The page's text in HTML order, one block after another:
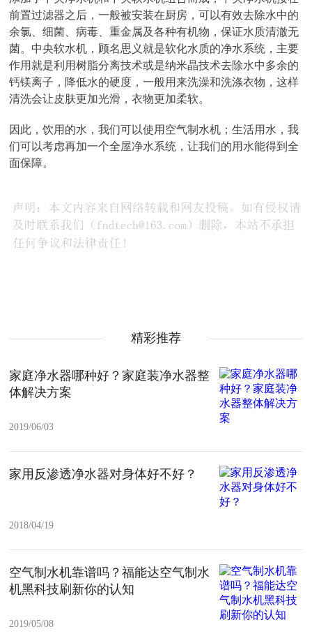
前置过滤器之后，一般被安装在厨房，可以有效去除水中的
余氯、细菌、病毒、重金属及各种有机物，保证水质清澈无
菌。中央软水机，顾名思义就是软化水质的净水系统，主要
作用就是利用树脂分离技术或是纳米晶技术去除水中多余的
钙镁离子，降低水的硬度，一般用来洗澡和洗涤衣物，这样
清洗会让皮肤更加光滑，衣物更加柔软。
因此，饮用的水，我们可以使用空气制水机；生活用水，我
们可以考虑再加一个全屋净水系统，让我们的用水能得到全
面保障。
精彩推荐
家庭净水器哪种好？家庭装净水器整
体解决方案
2019/06/03
家用反渗透净水器对身体好不好？
2018/04/19
空气制水机靠谱吗？福能达空气制水
机黑科技刷新你的认知
2019/05/08